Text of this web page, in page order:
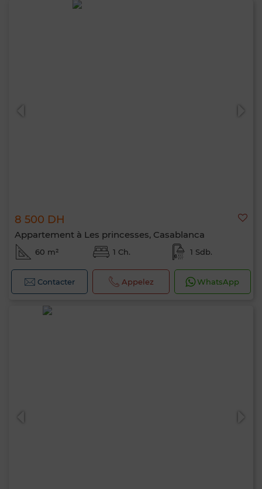
8 500 DH
Appartement à Les princesses, Casablanca
60 m² 1 Ch. 1 Sdb.
Contacter Appelez WhatsApp